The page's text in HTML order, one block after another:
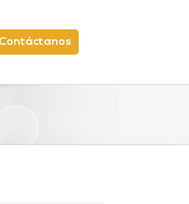
Contáctanos